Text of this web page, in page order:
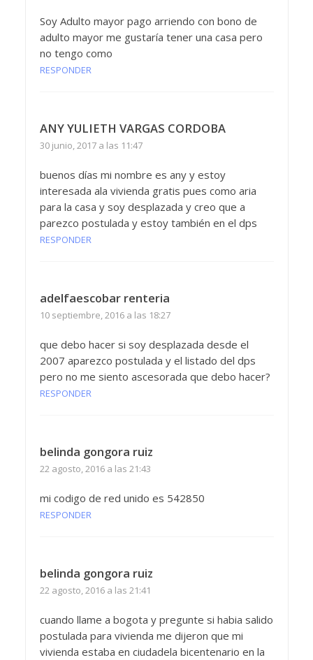
Soy Adulto mayor pago arriendo con bono de
adulto mayor me gustaría tener una casa pero
no tengo como
RESPONDER
ANY YULIETH VARGAS CORDOBA
30 junio, 2017 a las 11:47
buenos días mi nombre es any y estoy
interesada ala vivienda gratis pues como aria
para la casa y soy desplazada y creo que a
parezco postulada y estoy también en el dps
RESPONDER
adelfaescobar renteria
10 septiembre, 2016 a las 18:27
que debo hacer si soy desplazada desde el
2007 aparezco postulada y el listado del dps
pero no me siento ascesorada que debo hacer?
RESPONDER
belinda gongora ruiz
22 agosto, 2016 a las 21:43
mi codigo de red unido es 542850
RESPONDER
belinda gongora ruiz
22 agosto, 2016 a las 21:41
cuando llame a bogota y pregunte si habia salido
postulada para vivienda me dijeron que mi
vivienda estaba en ciudadela bicentenario en la